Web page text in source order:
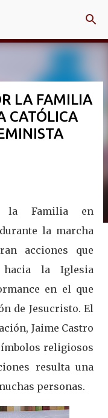
LA FAMILIA
CATÓLICA
la Familia en
la marcha
acciones que
hacia la Iglesia
en el que
de Jesucristo. El
Jaime Castro
religiosos
resulta una
personas.